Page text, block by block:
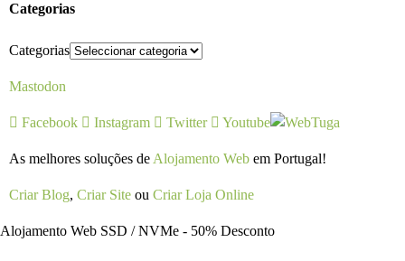
Categorias
Categorias
Mastodon
Facebook Instagram Twitter Youtube
As melhores soluções de Alojamento Web em Portugal!
Criar Blog, Criar Site ou Criar Loja Online
Alojamento Web SSD / NVMe - 50% Desconto